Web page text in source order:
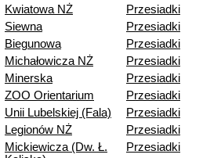
Kwiatowa NŻ
Przesiadki
Siewna
Przesiadki
Biegunowa
Przesiadki
Michałowicza NŻ
Przesiadki
Minerska
Przesiadki
ZOO Orientarium
Przesiadki
Unii Lubelskiej (Fala)
Przesiadki
Legionów NŻ
Przesiadki
Mickiewicza (Dw. Ł.
Przesiadki